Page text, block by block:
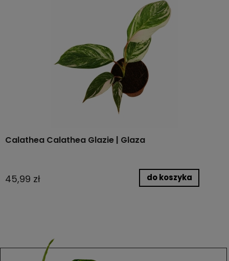
Calathea Calathea Glazie | Glaza
45,99 zł do koszyka